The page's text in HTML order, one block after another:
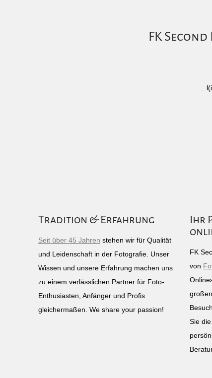
FK
...
Tradition & Erfahrung
Seit über 45 Jahren stehen wir für Qualität
und Leidenschaft in der Fotografie. Unser
Wissen und unsere Erfahrung machen uns
zu einem verlässlichen Partner für Foto-
Enthusiasten, Anfänger und Profis
gleichermaßen. We share your passion!
Ihr
FK
von
Sie